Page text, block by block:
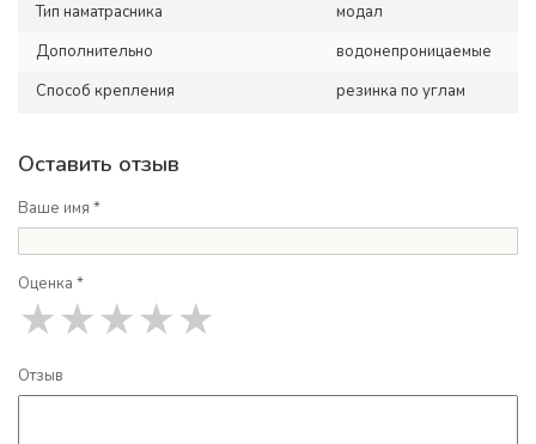
Тип наматрасника
модал
Дополнительно
водонепроницаемые
Способ крепления
резинка по углам
Оставить отзыв
Ваше имя *
Оценка *
★
★
★
★
★
Отзыв